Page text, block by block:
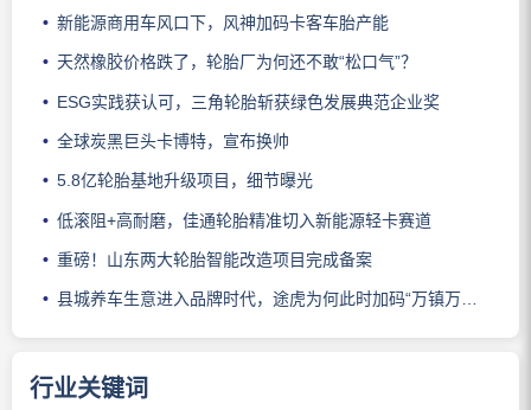
新能源商用车风口下，风神加码卡客车胎产能
天然橡胶价格跌了，轮胎厂为何还不敢“松口气”？
ESG实践获认可，三角轮胎斩获绿色发展典范企业奖
全球炭黑巨头卡博特，宣布换帅
5.8亿轮胎基地升级项目，细节曝光
低滚阻+高耐磨，佳通轮胎精准切入新能源轻卡赛道
重磅！山东两大轮胎智能改造项目完成备案
县城养车生意进入品牌时代，途虎为何此时加码“万镇万店”？
行业关键词